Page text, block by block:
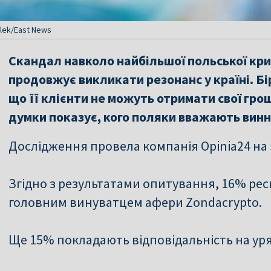
East News
Скандал навколо найбільшої польської
продовжує викликати резонанс у країні.
що її клієнти не можуть отримати свої
думки показує, кого поляки вважають
Дослідження провела компанія Opinia24 на
Згідно з результатами опитування, 16%
головним винуватцем афери Zondacrypto.
Ще 15% покладають відповідальність на